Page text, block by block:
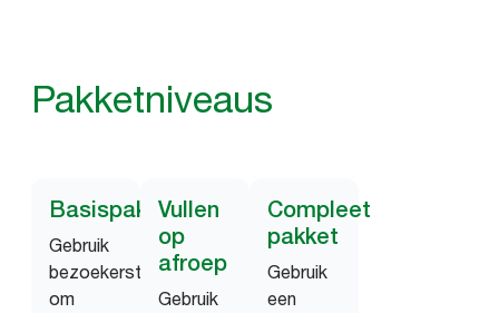
Pakketniveaus
Basispakket
Gebruik
bezoekerstellers
om
Vullen
op
afroep
Gebruik
Compleet
pakket
Gebruik
een